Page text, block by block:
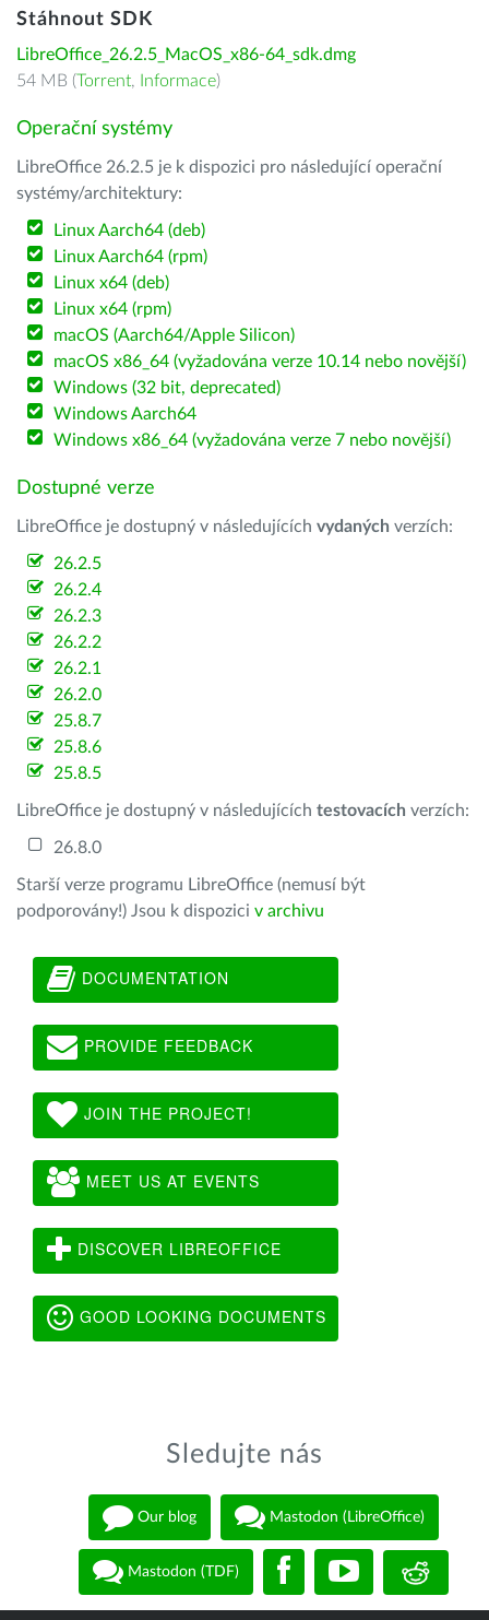
Stáhnout SDK
LibreOffice_26.2.5_MacOS_x86-64_sdk.dmg
54 MB (Torrent, Informace)
Operační systémy
LibreOffice 26.2.5 je k dispozici pro následující operační
systémy/architektury:
Linux Aarch64 (deb)
Linux Aarch64 (rpm)
Linux x64 (deb)
Linux x64 (rpm)
macOS (Aarch64/Apple Silicon)
macOS x86_64 (vyžadována verze 10.14 nebo novější)
Windows (32 bit, deprecated)
Windows Aarch64
Windows x86_64 (vyžadována verze 7 nebo novější)
Dostupné verze
LibreOffice je dostupný v následujících vydaných verzích:
26.2.5
26.2.4
26.2.3
26.2.2
26.2.1
26.2.0
25.8.7
25.8.6
25.8.5
LibreOffice je dostupný v následujících testovacích verzích:
26.8.0
Starší verze programu LibreOffice (nemusí být
podporovány!) Jsou k dispozici v archivu
DOCUMENTATION
PROVIDE FEEDBACK
JOIN THE PROJECT!
MEET US AT EVENTS
DISCOVER LIBREOFFICE
GOOD LOOKING DOCUMENTS
Sledujte nás
Our blog Mastodon (LibreOffice)
Mastodon (TDF)